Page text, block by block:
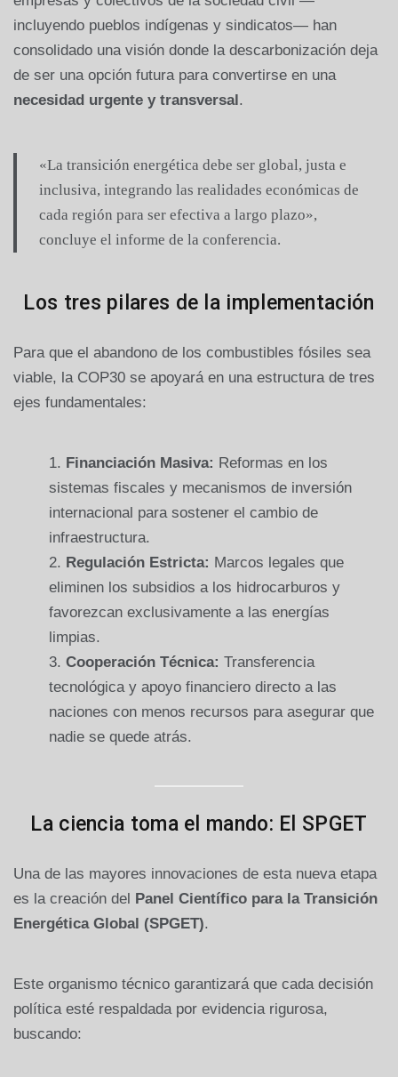
incluyendo pueblos indígenas y sindicatos— han
consolidado una visión donde la descarbonización deja
de ser una opción futura para convertirse en una
necesidad urgente y transversal.
«La transición energética debe ser global, justa e
inclusiva, integrando las realidades económicas de
cada región para ser efectiva a largo plazo»,
concluye el informe de la conferencia.
Los tres pilares de la implementación
Para que el abandono de los combustibles fósiles sea
viable, la COP30 se apoyará en una estructura de tres
ejes fundamentales:
Financiación Masiva: Reformas en los
sistemas fiscales y mecanismos de inversión
internacional para sostener el cambio de
infraestructura.
Regulación Estricta: Marcos legales que
eliminen los subsidios a los hidrocarburos y
favorezcan exclusivamente a las energías
limpias.
Cooperación Técnica: Transferencia
tecnológica y apoyo financiero directo a las
naciones con menos recursos para asegurar que
nadie se quede atrás.
La ciencia toma el mando: El SPGET
Una de las mayores innovaciones de esta nueva etapa
es la creación del Panel Científico para la Transición
Energética Global (SPGET).
Este organismo técnico garantizará que cada decisión
política esté respaldada por evidencia rigurosa,
buscando: